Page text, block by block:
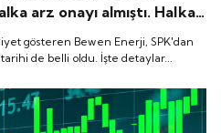
arz onayı almıştı. Halka
detaylar...
gösteren Bewen Enerji, SPK'dan
de belli oldu. İşte detaylar...